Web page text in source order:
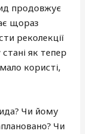
продовжує
щораз
реколекції
як тепер
користі,
Чи йому
Чи